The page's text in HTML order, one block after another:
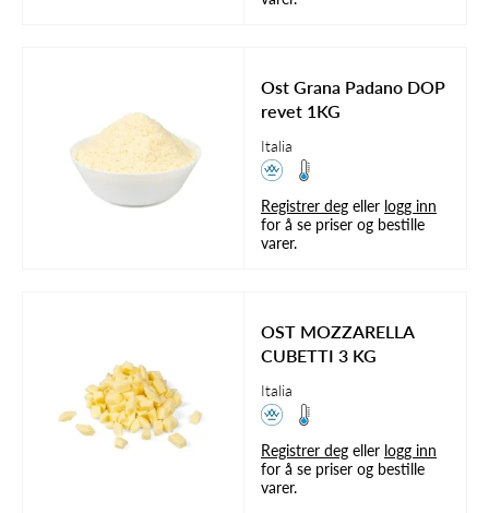
Ost Grana Padano DOP
revet 1KG
Italia
Registrer deg eller logg inn
for å se priser og bestille
varer.
OST MOZZARELLA
CUBETTI 3 KG
Italia
Registrer deg eller logg inn
for å se priser og bestille
varer.